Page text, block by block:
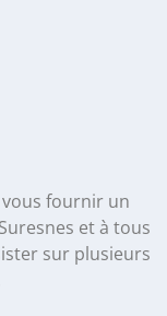
fournir un
et à tous
sur plusieurs